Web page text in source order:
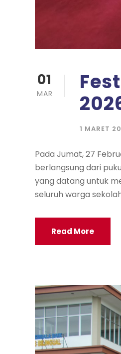
01
MAR
1 MARET
Pada Jumat, 27
berlangsung dari
yang datang untuk
seluruh warga
Read More